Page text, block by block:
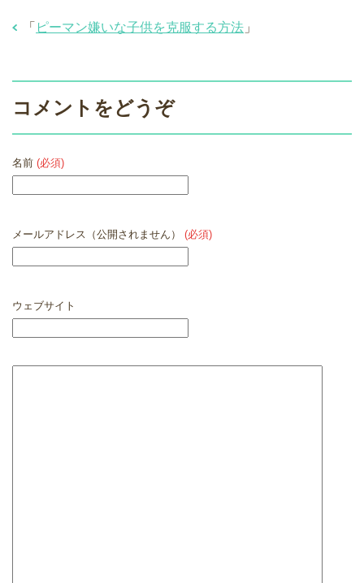
「 ピーマン嫌いな子供を克服する方法 」
コメントをどうぞ
名前 (必須)
メールアドレス（公開されません） (必須)
ウェブサイト